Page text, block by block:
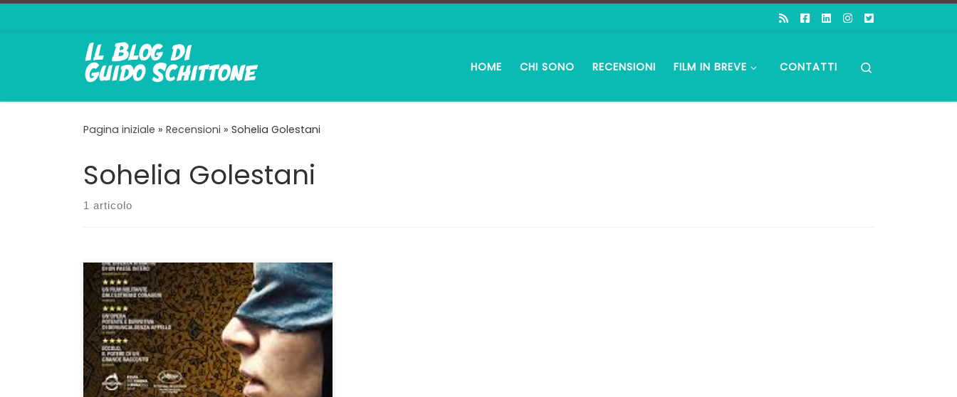
HOME CHI SONO RECENSIONI FILM IN BREVE CONTATTI
Pagina iniziale » Recensioni » Sohelia Golestani
Sohelia Golestani
1 articolo
L’altra faccia del Mio Giardino Persiano È
curioso che Il Seme del Fico Sacro
dell’iraniano Mohammad Rasoulof sia arrivato
in sala quasi in contemporanea con l’altro
film di quella nazione, Il Mio Giardino Persiano
del duo Moqadam-Saneeha. Curioso ma
molto utile perché il film che a Cannes 24 ha
vinto […]